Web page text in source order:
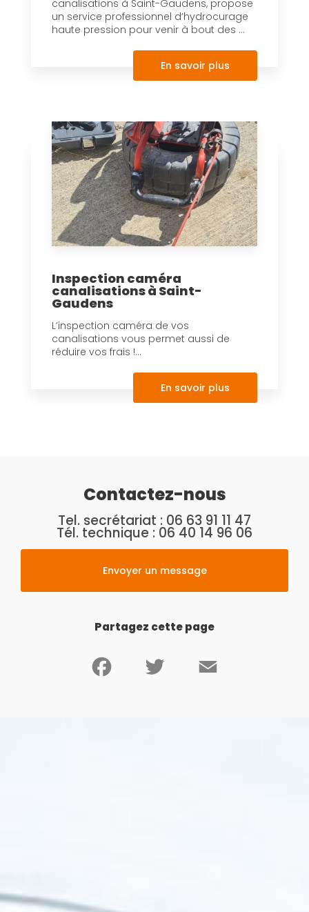
canalisations à Saint-Gaudens, propose
un service professionnel d’hydrocurage
haute pression pour venir à bout des ...
En savoir plus
Inspection caméra
canalisations à Saint-
Gaudens
L’inspection caméra de vos
canalisations vous permet aussi de
réduire vos frais !...
En savoir plus
Contactez-nous
Tel. secrétariat : 06 63 91 11 47
Tél. technique : 06 40 14 96 06
Envoyer un message
Partagez cette page